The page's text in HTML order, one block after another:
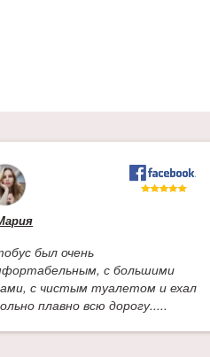
был очень
с большими
с чистым туалетом и ехал
плавно всю дорогу.....